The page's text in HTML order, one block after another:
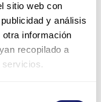
sitio web con
y análisis
información
recopilado a
servicios.